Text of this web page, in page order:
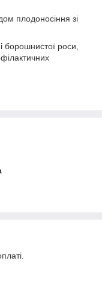
плодоносіння зі
і борошнистої роси,